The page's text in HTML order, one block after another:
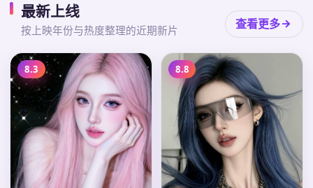
最新上线
按上映年份与热度整理的近期新片 查看更多
8.3 8.8